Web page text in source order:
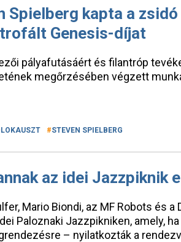
Spielberg kapta a
Genesis-díjat
pályafutásáért és filantróp
megőrzésében végzett
STEVEN SPIELBERG
az idei Jazzpiknik
Mario Biondi, az MF Robots és
Paloznaki Jazzpikniken, amely,
– nyilatkozták a